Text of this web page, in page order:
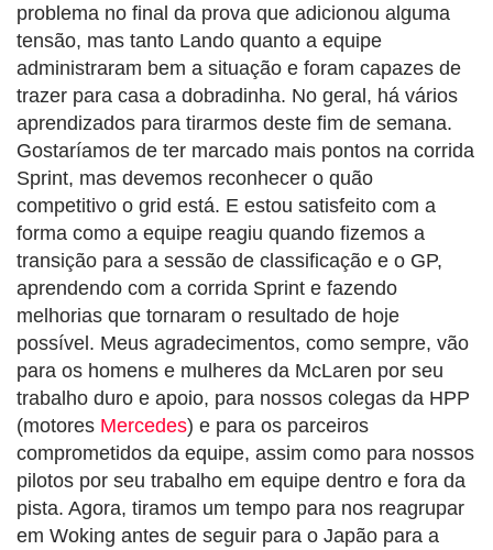
problema no final da prova que adicionou alguma
tensão, mas tanto Lando quanto a equipe
administraram bem a situação e foram capazes de
trazer para casa a dobradinha. No geral, há vários
aprendizados para tirarmos deste fim de semana.
Gostaríamos de ter marcado mais pontos na corrida
Sprint, mas devemos reconhecer o quão
competitivo o grid está. E estou satisfeito com a
forma como a equipe reagiu quando fizemos a
transição para a sessão de classificação e o GP,
aprendendo com a corrida Sprint e fazendo
melhorias que tornaram o resultado de hoje
possível. Meus agradecimentos, como sempre, vão
para os homens e mulheres da McLaren por seu
trabalho duro e apoio, para nossos colegas da HPP
(motores Mercedes) e para os parceiros
comprometidos da equipe, assim como para nossos
pilotos por seu trabalho em equipe dentro e fora da
pista. Agora, tiramos um tempo para nos reagrupar
em Woking antes de seguir para o Japão para a